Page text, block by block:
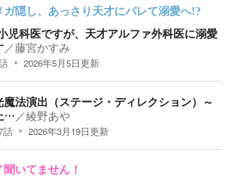
隠し、あっさり天才にバレて溺愛へ!?
児科医ですが、天才アルファ外科医に溺愛
／藤宮かすみ
2026年5月5日更新
魔法演出（ステージ・ディレクション）～
… ／綾野あや
話 2026年3月19日更新
いてません！